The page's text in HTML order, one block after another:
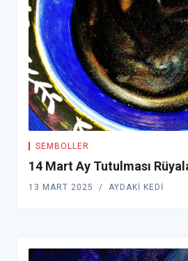
SEMBOLLER
14 Mart Ay Tutulması
13 MART 2025 AYDAKI KEDI